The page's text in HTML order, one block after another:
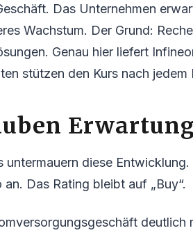
Das Unternehmen
Wachstum. Der Grund:
Genau hier liefert
stützen den Kurs nach jedem
diese
Das Rating bleibt auf „Buy“.
deutlich